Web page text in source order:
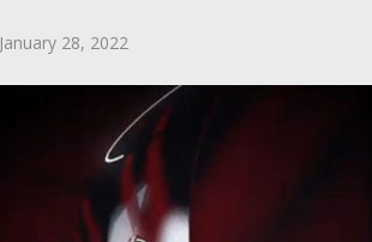
January 28, 2022